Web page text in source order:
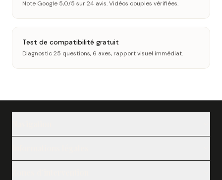
Note Google 5,0/5 sur 24 avis. Vidéos couples vérifiées.
Test de compatibilité gratuit
Diagnostic 25 questions, 6 axes, rapport visuel immédiat.
Speed Dating